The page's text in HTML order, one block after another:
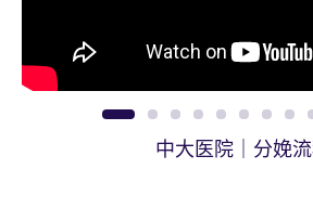
中大医院｜分娩
中大医院 - 分娩
中大医院 - 分娩中心手术
1 2 3 4 5 6 7 8